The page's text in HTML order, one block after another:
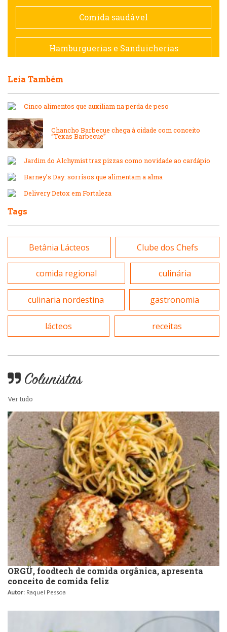
Espanhola
Francesa
Japonesa e Oriental
Lanchonetes
Massas
Padarias e Confeitarias
Pizzarias
Portuguesa
Sobremesas e sorvetes
Comida saudável
Hamburguerias e Sanduicherias
Lanchonetes
Massas
Padarias e Confeitarias
Pizzarias
Portuguesa
Sobremesas e sorvetes
Leia Também
Cinco alimentos que auxiliam na perda de peso
Chancho Barbecue chega à cidade com conceito
“Texas Barbecue”
Jardim do Alchymist traz pizzas como novidade ao cardápio
Barney’s Day: sorrisos que alimentam a alma
Delivery Detox em Fortaleza
Tags
Betânia Lácteos Clube dos Chefs
comida regional culinária
culinaria nordestina gastronomia
lácteos receitas
Colunistas
Ver tudo
ORGÜ, foodtech de comida orgânica, apresenta
conceito de comida feliz
Autor: Raquel Pessoa